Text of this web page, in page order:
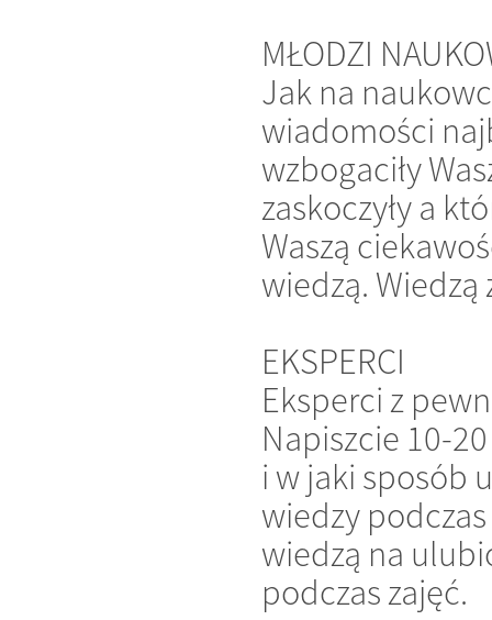
MŁODZI
Jak na
wiadomości
wzbogaciły
zaskoczyły a
Waszą
wiedzą.
EKSPERCI
Eksperci z
Napiszcie 10-
i w jaki sposób
wiedzy
wiedzą na
podczas zajęć.